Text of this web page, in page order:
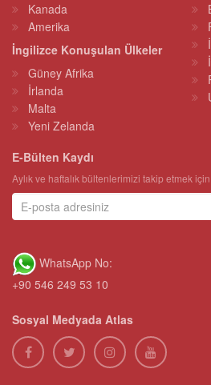
Kanada
Amerika
İngilizce Konuşulan Ülkeler
Güney Afrika
İrlanda
Malta
Yeni Zelanda
E-Bülten Kaydı
Aylık ve haftalık bültenlerimizi takip etmek için
WhatsApp No:
+90 546 249 53 10
Sosyal Medyada Atlas